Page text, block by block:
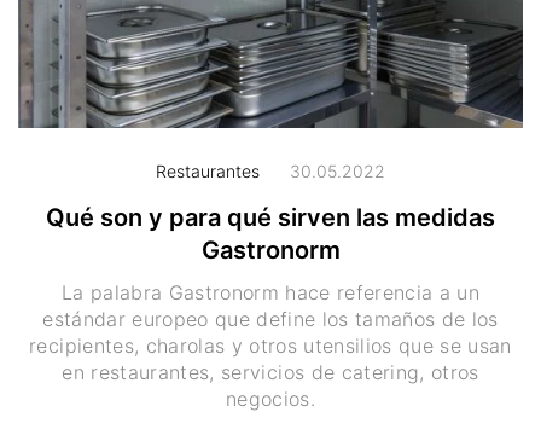
Restaurantes 30.05.2022
Qué son y para qué sirven las medidas
Gastronorm
La palabra Gastronorm hace referencia a un
estándar europeo que define los tamaños de los
recipientes, charolas y otros utensilios que se usan
en restaurantes, servicios de catering, otros
negocios.